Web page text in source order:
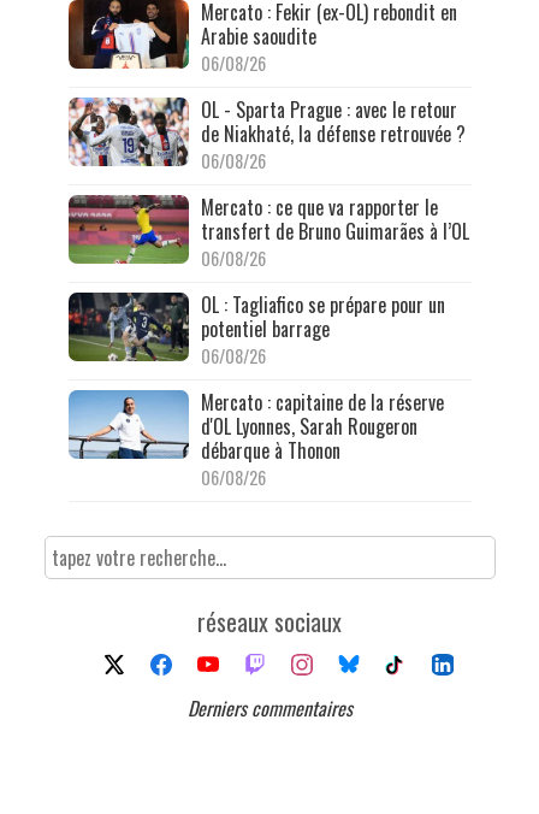
Mercato : Fekir (ex-OL) rebondit en
Arabie saoudite
06/08/26
OL - Sparta Prague : avec le retour
de Niakhaté, la défense retrouvée ?
06/08/26
Mercato : ce que va rapporter le
transfert de Bruno Guimarães à l’OL
06/08/26
OL : Tagliafico se prépare pour un
potentiel barrage
06/08/26
Mercato : capitaine de la réserve
d'OL Lyonnes, Sarah Rougeron
débarque à Thonon
06/08/26
réseaux sociaux
Derniers commentaires